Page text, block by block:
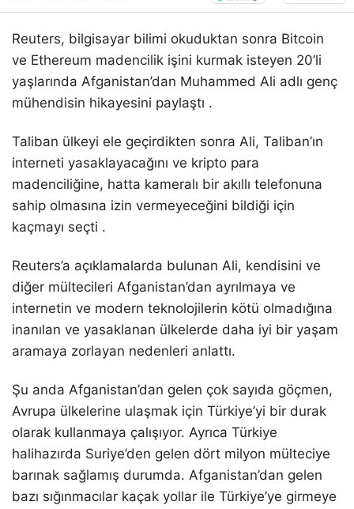
Reuters, bilgisayar bilimi okuduktan sonra Bitcoin
ve Ethereum madencilik işini kurmak isteyen 20’li
yaşlarında Afganistan’dan Muhammed Ali adlı genç
mühendisin hikayesini paylaştı .
Taliban ülkeyi ele geçirdikten sonra Ali, Taliban’ın
interneti yasaklayacağını ve kripto para
madenciliğine, hatta kameralı bir akıllı telefonuna
sahip olmasına izin vermeyeceğini bildiği için
kaçmayı seçti .
Reuters’a açıklamalarda bulunan Ali, kendisini ve
diğer mültecileri Afganistan’dan ayrılmaya ve
internetin ve modern teknolojilerin kötü olmadığına
inanılan ve yasaklanan ülkelerde daha iyi bir yaşam
aramaya zorlayan nedenleri anlattı.
Şu anda Afganistan’dan gelen çok sayıda göçmen,
Avrupa ülkelerine ulaşmak için Türkiye’yi bir durak
olarak kullanmaya çalışıyor. Ayrıca Türkiye
halihazırda Suriye’den gelen dört milyon mülteciye
barınak sağlamış durumda. Afganistan’dan gelen
bazı sığınmacılar kaçak yollar ile Türkiye’ye girmeye